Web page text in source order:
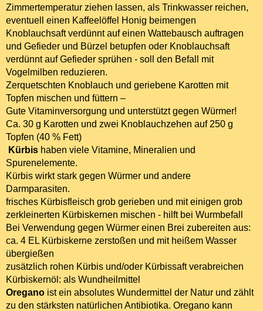
Zimmertemperatur ziehen lassen, als Trinkwasser reichen,
eventuell einen Kaffeelöffel Honig beimengen
Knoblauchsaft verdünnt auf einen Wattebausch auftragen
und Gefieder und Bürzel betupfen oder Knoblauchsaft
verdünnt auf Gefieder sprühen - soll den Befall mit
Vogelmilben reduzieren.
Zerquetschten Knoblauch und geriebene Karotten mit
Topfen mischen und füttern –
Gute Vitaminversorgung und unterstützt gegen Würmer!
Ca. 30 g Karotten und zwei Knoblauchzehen auf 250 g
Topfen (40 % Fett)
Kürbis haben viele Vitamine, Mineralien und
Spurenelemente.
Kürbis wirkt stark gegen Würmer und andere
Darmparasiten.
frisches Kürbisfleisch grob gerieben und mit einigen grob
zerkleinerten Kürbiskernen mischen - hilft bei Wurmbefall
Bei Verwendung gegen Würmer einen Brei zubereiten aus:
ca. 4 EL Kürbiskerne zerstoßen und mit heißem Wasser
übergießen
zusätzlich rohen Kürbis und/oder Kürbissaft verabreichen
Kürbiskernöl: als Wundheilmittel
Oregano ist ein absolutes Wundermittel der Natur und zählt
zu den stärksten natürlichen Antibiotika. Oregano kann